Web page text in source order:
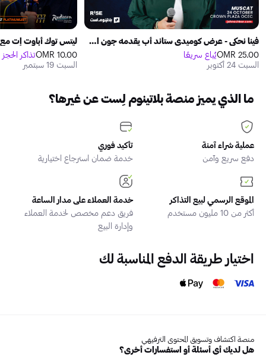
فينا نحكي - عرض كوميدي ستاند أب يقدمه جون اشقر في مسقط
25.00 OMR
يُباع سريعًا
السبت 24 أكتوبر
10.00 OMR
تذاكر
السبت 19 سبتمبر
ما الذي يميز منصة بلاتينوم لِست عن غيرها؟
عملية شراء آمنة
دفع سريع وآمن
تأكيد فوري
خدمة ضمان استرجاع اختيارية
الموقع الرسمي لبيع التذاكر
أكثر من 10 مليون مستخدم
خدمة العملاء على مدار الساعة
فريق دعم مخصص لخدمة العملاء
وإدارة البيع
اختيار طريقة الدفع المناسبة لك
منصة اكتشاف وتسويق المحتوى الترفيهي
هل لديك أي أسئلة أو استفسارات أخرى؟